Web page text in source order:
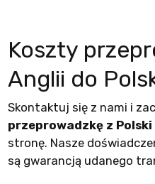
Koszty
Anglii do
Skontaktuj się z nami i
przeprowadzkę z Polski
stronę. Nasze
są gwarancją udanego